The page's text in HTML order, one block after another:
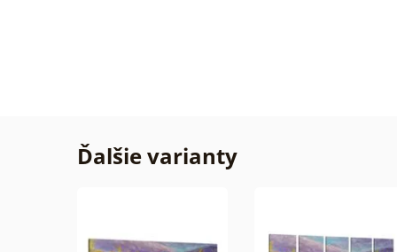
Ďalšie varianty